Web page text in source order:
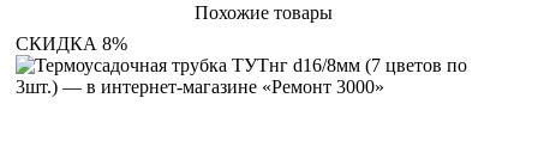
Похожие товары
СКИДКА 8%